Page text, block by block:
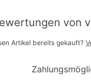
von
Artikel bereits gekauft?